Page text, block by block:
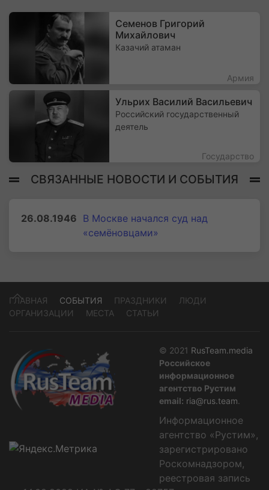
Семенов Григорий
Михайлович
Казачий атаман
Армия
Ульрих Василий Васильевич
Российский государственный
деятель
Государство
СВЯЗАННЫЕ НОВОСТИ И СОБЫТИЯ
26.08.1946 В Москве начался суд над
«семёновцами»
ГЛАВНАЯ СОБЫТИЯ ПРАЗДНИКИ
ЛЮДИ
ОРГАНИЗАЦИИ
МЕСТА СТАТЬИ
© 2021 RusTeam.media
Российское
информационное
агентство Рустим
email: ria@rus.team.
Информационное
агентство «Рустим»,
зарегистрировано
Роскомнадзором,
реестровая запись